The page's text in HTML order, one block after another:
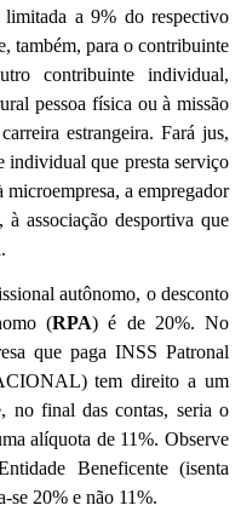
limitada a 9% do respectivo
também, para o contribuinte
contribuinte individual,
pessoa física ou à missão
estrangeira. Fará jus,
individual que presta serviço
a empregador
associação desportiva que
autônomo, o desconto
(RPA) é de 20%. No
que paga INSS Patronal
tem direito a um
no final das contas, seria o
alíquota de 11%. Observe
Beneficente (isenta
se 20% e não 11%.